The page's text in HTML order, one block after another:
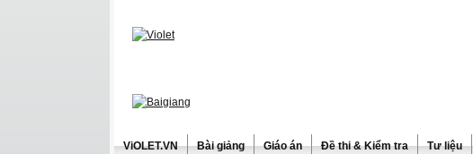
ViOLET.VN Bài giảng Giáo án Đề thi & Kiểm tra Tư liệu